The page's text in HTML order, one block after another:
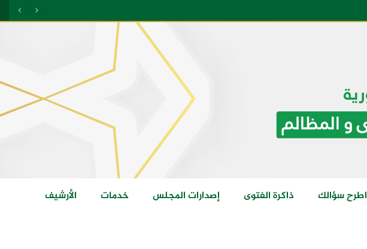
اطرح سؤالك ذاكرة الفتوى إصدارات المجلس خدمات الأرشيف